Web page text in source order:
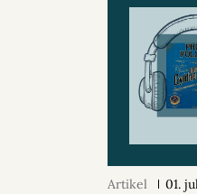
Artikel 01.